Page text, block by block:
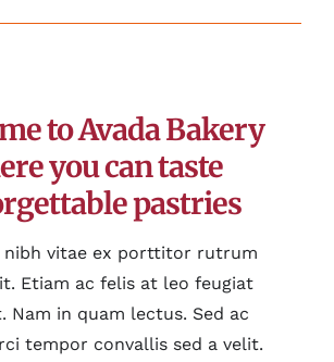
to Avada Bakery
you can taste
pastries
nibh vitae ex porttitor rutrum
Etiam ac felis at leo feugiat
Nam in quam lectus. Sed ac
tempor convallis sed a velit.